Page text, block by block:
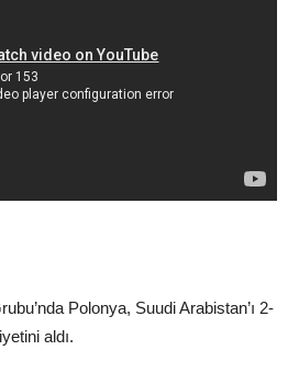
Polonya, Suudi Arabistan’ı 2-
aldı.